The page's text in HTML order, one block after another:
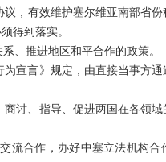
，有效维护塞尔维亚南部省
得到落实。
、推进地区和平合作的政策。
宣言》规定，由直接当事方
讨、指导、促进两国在各领
流合作，办好中塞立法机构合